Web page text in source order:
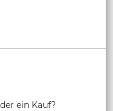
ein Kauf?